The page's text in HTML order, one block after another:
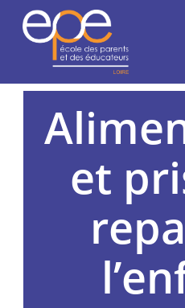
Panneau de gestion des cookies
Passer
et